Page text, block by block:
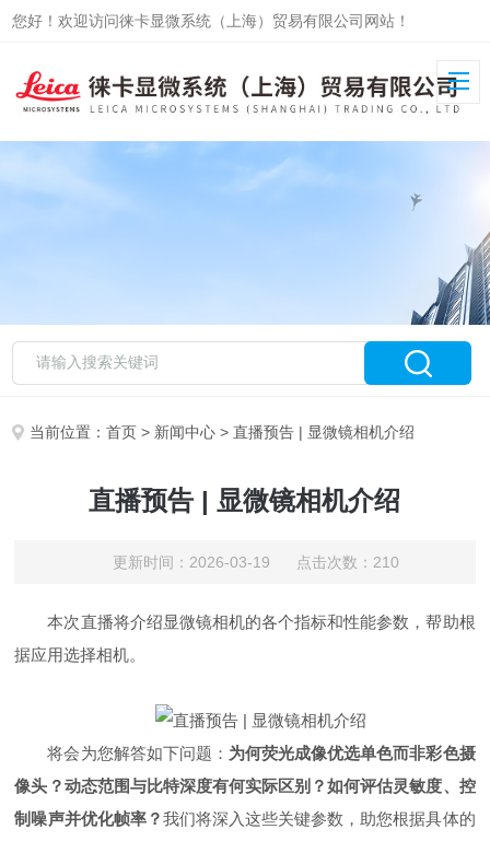
您好！欢迎访问徕卡显微系统（上海）贸易有限公司网站！
当前位置：首页 > 新闻中心 > 直播预告 | 显微镜相机介绍
直播预告 | 显微镜相机介绍
更新时间：2026-03-19 点击次数：210
本次直播将介绍显微镜相机的各个指标和性能参数，帮助根
据应用选择相机。
将会为您解答如下问题： 为何荧光成像优选单色而非彩色摄
像头？动态范围与比特深度有何实际区别？如何评估灵敏度、控
制噪声并优化帧率？我们将深入这些关键参数，助您根据具体的